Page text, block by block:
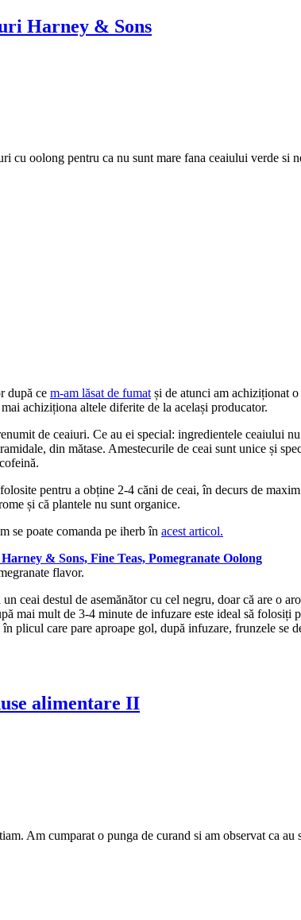
Harney & Sons
cu oolong pentru ca nu sunt mare fana ceaiului verde si
după ce m-am lăsat de fumatși de atunci am achiziționat
achiziționa altele diferite de la același producator.
de ceaiuri. Ce au ei special: ingredientele ceaiului
din mătase. Amestecurile de ceai sunt unice și
pentru a obține 2-4 căni de ceai, în decurs de
și că plantele nu sunt organice.
se poate comanda pe iherb în acest articol.
Harney & Sons, Fine Teas, Pomegranate Oolong
flavor.
ceai destul de asemănător cu cel negru, doar că are o
mai mult de 3-4 minute de infuzare este ideal să
plicul care pare aproape gol, după infuzare, frunzele se
alimentare II
Am cumparat o punga de curand si am observat ca